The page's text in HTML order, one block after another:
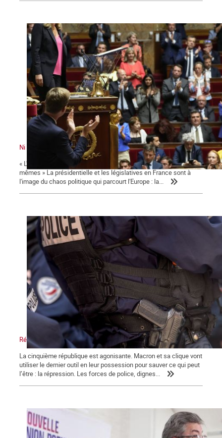
Ni le gouvernement ni l'Assemblée ne nous représente !
« L'émancipation des travailleurs sera l'œuvre des travailleurs eux-
mêmes » La présidentielle et les législatives en France sont à
l'image du chaos politique qui parcourt l'Europe : la...
Répression, maître-mot de la macronie.
La cinquième république est agonisante. Macron et sa clique vont
utiliser le dernier outil en leur possession pour sauver ce qui peut
l’être : la répression. Les forces de police, dignes...